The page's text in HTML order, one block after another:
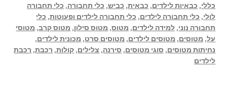
כללי, כבאיות לילדים, כבאית, כביש, כלי תחבורה, כלי תחבורה
לולי, כלי תחבורה לילדים, כלי תחבורה לילדים ופעוטות, כלי
תחבורה נוני, למידה לילדים, מטוס, מטוס סילון, מטוס קרב, מטוסי
על, מטוסים, מטוסים לילדים, מטוסים סרט, מכונית לילדים,
נחיתות מטוסים, סוגי מטוסים, סירנה, צלילים, קולות, רכבת, רכבת
לילדים